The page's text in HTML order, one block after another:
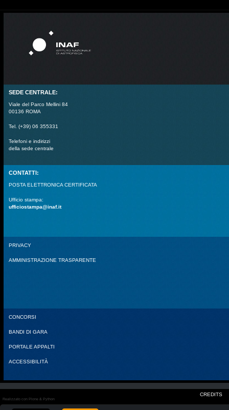
SEDE CENTRALE:
Viale del Parco Mellini 84
00136 ROMA
Tel. (+39) 06 355331
Telefoni e indirizzi
della sede centrale
CONTATTI:
POSTA ELETTRONICA CERTIFICATA
Ufficio stampa:
ufficiostampa@inaf.it
PRIVACY
AMMINISTRAZIONE TRASPARENTE
CONCORSI
BANDI DI GARA
PORTALE APPALTI
ACCESSIBILITÀ
CREDITS
Realizzato con Plone & Python